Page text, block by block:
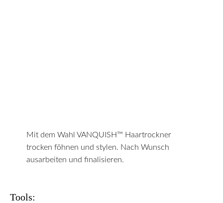
Mit dem Wahl VANQUISH™ Haartrockner
trocken föhnen und stylen. Nach Wunsch
ausarbeiten und finalisieren.
Tools: